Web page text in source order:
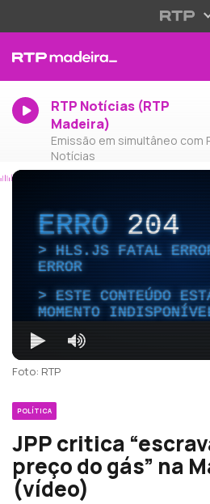
RTP Notícias (RTP
Madeira)
Emissão em simultâneo com
Notícias
ERRO204
HLS.JS FATAL
ERROR
ESTE CONTEÚDO
MOMENTO
Foto: RTP
POLÍTICA
JPP critica
preço do gás” na
(vídeo)